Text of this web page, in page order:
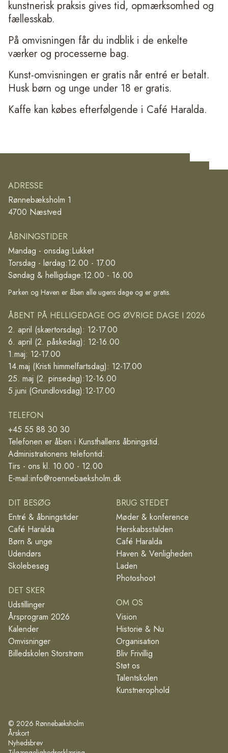
kunstnerisk praksis gives tid, opmærksomhed og
fællesskab.
På omvisningen får du indblik i de enkelte
værker og processerne bag.
Kunst-omvisningen er gratis når entré er betalt.
Husk børn og unge under 18 er gratis.
Kaffe kan købes efterfølgende i Café Haralda.
ADRESSE
Rønnebæksholm 1
4700 Næstved
ÅBNINGSTIDER
Mandag - onsdag:Lukket
Torsdag - lørdag:12.00 - 17.00
Søndag & helligdage:12.00 - 16.00
Parken og Haven er åben alle ugens dage og er gratis.
ÅBENT PÅ HELLIGEDAGE OG ØVRIGE DAGE I 2026
2. april (skærtorsdag): 12-17.00
6. april (2. påskedag): 12-16.00
1.maj: 12-17.00
14.maj (Kristi himmelfartsdag): 12-17.00
25. maj (2. pinsedag):12-16.00
5.juni (Grundlovsdag):12-17.00
TELEFON
+45 55 88 30 30
Telefonen er åben i Kunsthallens åbningstid.
Administrationens telefontid:
Tirs - ons kl. 10.00 - 12.00
E-mail:info@roennebaeksholm.dk
DIT BESØG
Entré & åbningstider
Café Haralda
Børn & unge
Udendørs
Skolebesøg
DET SKER
Udstillinger
Årsprogram 2026
Kalender
Omvisninger
Billedskolen Storstrøm
BRUG STEDET
Møder & konference
Herskabsstalden
Café Haralda
Haven & Venligheden
Laden
Photoshoot
OM OS
Vision
Historie & Nu
Organisation
Bliv Frivillig
Støt os
Talentskolen
Kunstnerophold
© 2026 Rønnebæksholm
Årskort
Nyhedsbrev